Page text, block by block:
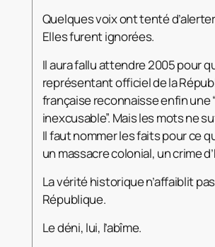
Quelques voix ont tenté
Elles furent ignorées.
Il aura fallu attendre 2005 pour
représentant officiel de la
française reconnaisse enfin une
inexcusable”. Mais les mots ne
Il faut nommer les faits pour ce
un massacre colonial, un crime
La vérité historique n’affaiblit
République.
Le déni, lui, l’abîme.